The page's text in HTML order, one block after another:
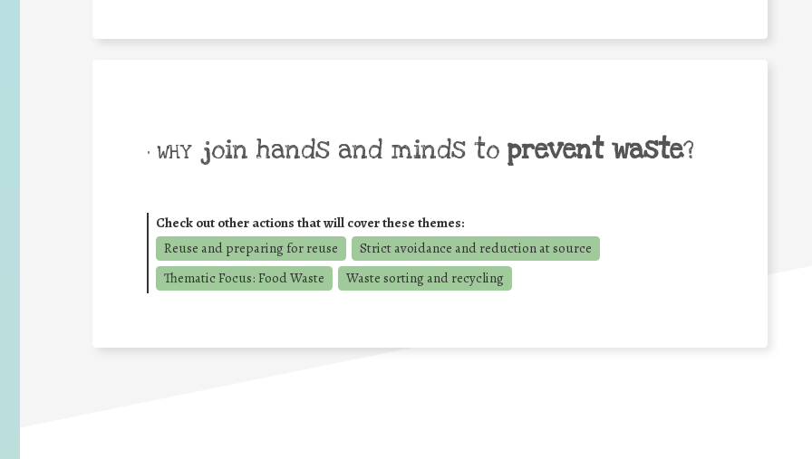
• WHY join hands and minds to prevent waste?
Check out other actions that will cover these themes:
Reuse and preparing for reuse
Strict avoidance and reduction at source
Thematic Focus: Food Waste
Waste sorting and recycling